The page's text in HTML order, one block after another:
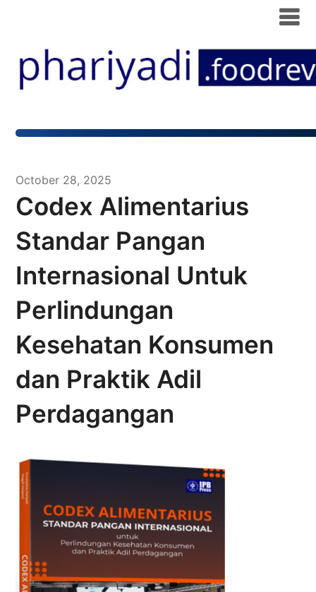
October 28, 2025
Codex Alimentarius
Standar Pangan
Internasional Untuk
Perlindungan
Kesehatan Konsumen
dan Praktik Adil
Perdagangan